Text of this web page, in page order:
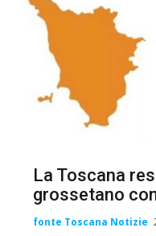
La Toscana
grossetano
fonte Toscana Notizie